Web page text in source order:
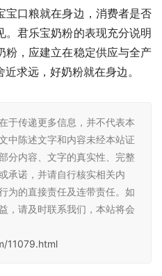
宝口粮就在身边，消费者是否
。君乐宝奶粉的表现充分说明
粉，应建立在稳定供应与全产
求远，好奶粉就在身边。
于传递更多信息，并不代表本
中陈述文字和内容未经本站证
分内容、文字的真实性、完整
承诺，并请自行核实相关内
为的直接责任及连带责任。如
，请及时联系我们，本站将会
11079.html